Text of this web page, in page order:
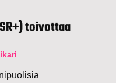
toivottaa